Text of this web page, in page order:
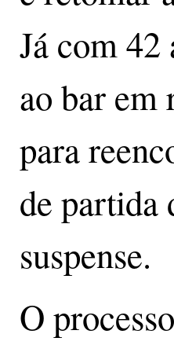
Já com 42
ao bar em
para
de partida
suspense.
O